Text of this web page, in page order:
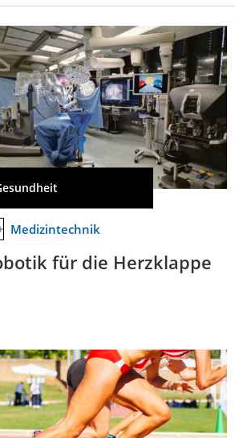
Medizintechnik
für die Herzklappe